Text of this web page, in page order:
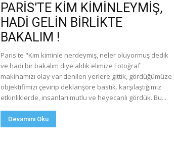
PARİS’TE KİM KİMİNLEYMİŞ,
HADİ GELİN BİRLİKTE
BAKALIM !
Paris'te "Kim kiminle nerdeymiş, neler oluyormuş dedik
ve hadi bir bakalım diye aldık elimize Fotoğraf
makinamızı olay var denilen yerlere gittik, gördüğümüze
objektifimizi çevirip deklanşöre bastık. karşılaştığımız
etkinliklerde, insanları mutlu ve heyecanlı gördük. Bu...
Devamını Oku